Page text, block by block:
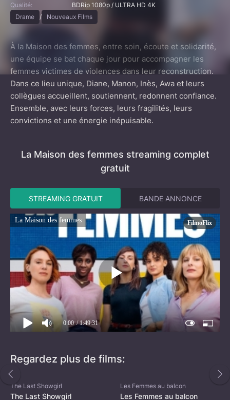
Qualité:
BDRip 1080p / ULTRA HD 4K
Drame
/ Nouveaux Films
À la Maison des femmes, entre soin, écoute et solidarité,
une équipe se bat chaque jour pour accompagner les
femmes victimes de violences dans leur reconstruction.
Dans ce lieu unique, Diane, Manon, Inès, Awa et leurs
collègues accueillent, soutiennent, redonnent confiance.
Ensemble, avec leurs forces, leurs fragilités, leurs
convictions et une énergie inépuisable.
La Maison des femmes streaming complet
gratuit
STREAMING GRATUIT BANDE ANNONCE
La Maison des femmes
0:00 / 1:49:31
FilmoFlix
Regardez plus de films:
The Last Showgirl
The Last Showgirl
Les Femmes au balcon
Les Femmes au balcon